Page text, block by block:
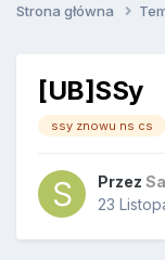
Strona główna
[UB]SSy
ssy znowu ns cs
Przez
23